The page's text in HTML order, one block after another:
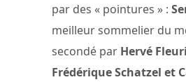
par des « pointures » :
meilleur sommelier du
secondé par Hervé
Frédérique Schatzel et